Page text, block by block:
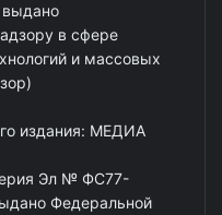
выдано
в сфере
и массовых
издания: МЕДИА
Эл № ФС77-
Федеральной